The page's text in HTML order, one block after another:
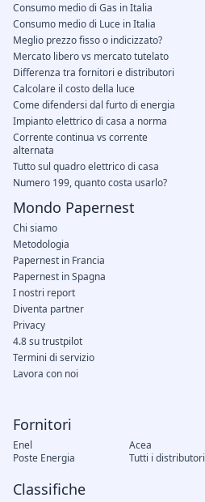
Fornitori
Enel Acea
Poste Energia
Tutti i distributori
Classifiche
Consumo medio di Gas in Italia
Consumo medio di Luce in Italia
Meglio prezzo fisso o indicizzato?
Mercato libero vs mercato tutelato
Differenza tra fornitori e distributori
Calcolare il costo della luce
Come difendersi dal furto di energia
Impianto elettrico di casa a norma
Corrente continua vs corrente
alternata
Tutto sul quadro elettrico di casa
Numero 199, quanto costa usarlo?
Mondo Papernest
Chi siamo
Metodologia
Papernest in Francia
Papernest in Spagna
I nostri report
Diventa partner
Privacy
4.8 su trustpilot
Termini di servizio
Lavora con noi